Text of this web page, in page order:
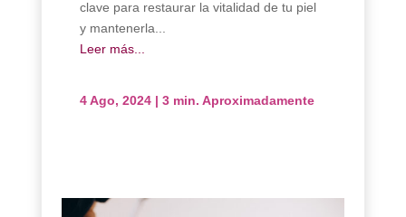
clave para restaurar la vitalidad de tu piel
y mantenerla...
Leer más...
4 Ago, 2024 |3 min. Aproximadamente